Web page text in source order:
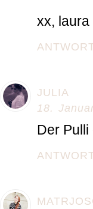
xx, laura
JULIA
18.
Der Pulli